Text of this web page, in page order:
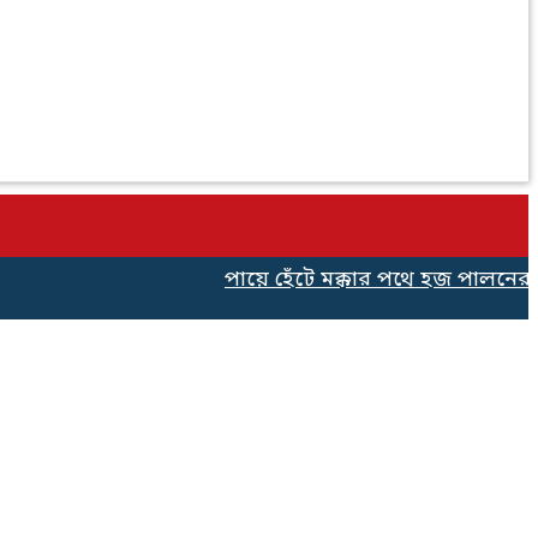
পায়ে হেঁটে মক্কার পথে হজ পালনের